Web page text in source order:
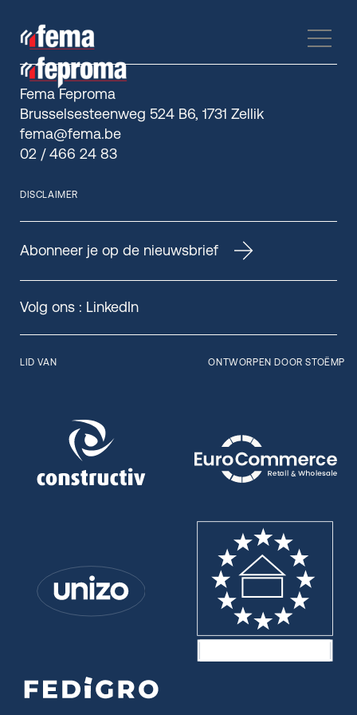
Fema Feproma
Brusselsesteenweg 524 B6, 1731 Zellik
fema@fema.be
02 / 466 24 83
DISCLAIMER
Abonneer je op de nieuwsbrief
Volg ons : LinkedIn
LID VAN ONTWORPEN DOOR STOËMP